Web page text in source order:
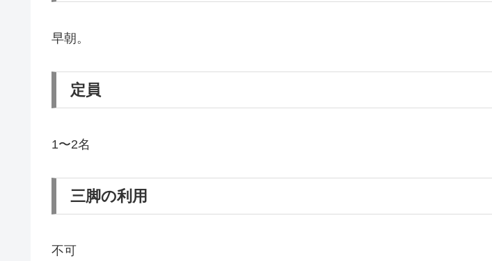
早朝。
定員
1〜2名
三脚の利用
不可